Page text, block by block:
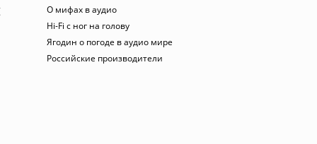
О мифах в аудио
Hi-Fi с ног на голову
Ягодин о погоде в аудио мире
Российские производители